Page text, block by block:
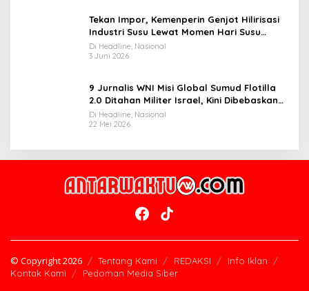
Tekan Impor, Kemenperin Genjot Hilirisasi
Industri Susu Lewat Momen Hari Susu
Nusantara 2026
Di Headline, Nasional
3 Juni 2026
9 Jurnalis WNI Misi Global Sumud Flotilla
2.0 Ditahan Militer Israel, Kini Dibebaskan
dan Dievakuasi ke Istanbul
Di Headline, Nasional
22 Mei 2026
© Copyright 2026 Tentang Kami REDAKSI
Info Iklan
Kontak Kami
Pedoman Media Siber